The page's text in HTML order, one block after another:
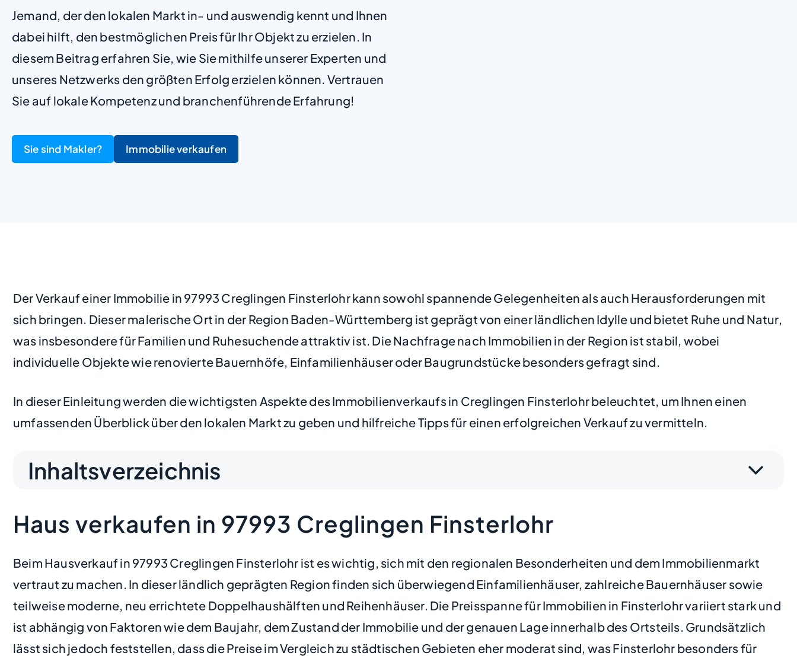
Jemand, der den lokalen Markt in- und auswendig kennt und Ihnen
dabei hilft, den bestmöglichen Preis für Ihr Objekt zu erzielen. In
diesem Beitrag erfahren Sie, wie Sie mithilfe unserer Experten und
unseres Netzwerks den größten Erfolg erzielen können. Vertrauen
Sie auf lokale Kompetenz und branchenführende Erfahrung!
Sie sind Makler? Immobilie verkaufen
Der Verkauf einer Immobilie in 97993 Creglingen Finsterlohr kann sowohl spannende Gelegenheiten als auch Herausforderungen mit
sich bringen. Dieser malerische Ort in der Region Baden-Württemberg ist geprägt von einer ländlichen Idylle und bietet Ruhe und Natur,
was insbesondere für Familien und Ruhesuchende attraktiv ist. Die Nachfrage nach Immobilien in der Region ist stabil, wobei
individuelle Objekte wie renovierte Bauernhöfe, Einfamilienhäuser oder Baugrundstücke besonders gefragt sind.
In dieser Einleitung werden die wichtigsten Aspekte des Immobilienverkaufs in Creglingen Finsterlohr beleuchtet, um Ihnen einen
umfassenden Überblick über den lokalen Markt zu geben und hilfreiche Tipps für einen erfolgreichen Verkauf zu vermitteln.
Inhaltsverzeichnis
Haus verkaufen in 97993 Creglingen Finsterlohr
Beim Hausverkauf in 97993 Creglingen Finsterlohr ist es wichtig, sich mit den regionalen Besonderheiten und dem Immobilienmarkt
vertraut zu machen. In dieser ländlich geprägten Region finden sich überwiegend Einfamilienhäuser, zahlreiche Bauernhäuser sowie
teilweise moderne, neu errichtete Doppelhaushälften und Reihenhäuser. Die Preisspanne für Immobilien in Finsterlohr variiert stark und
ist abhängig von Faktoren wie dem Baujahr, dem Zustand der Immobilie und der genauen Lage innerhalb des Ortsteils. Grundsätzlich
lässt sich jedoch feststellen, dass die Preise im Vergleich zu städtischen Gebieten eher moderat sind, was Finsterlohr besonders für